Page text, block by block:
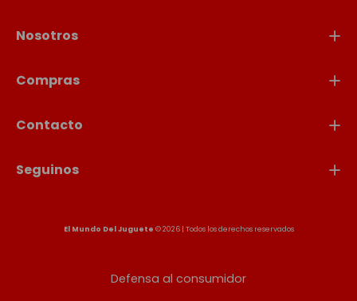
Nosotros
Compras
Contacto
Seguinos
El Mundo Del Juguete © 2026 | Todos los derechos reservados
Defensa al consumidor